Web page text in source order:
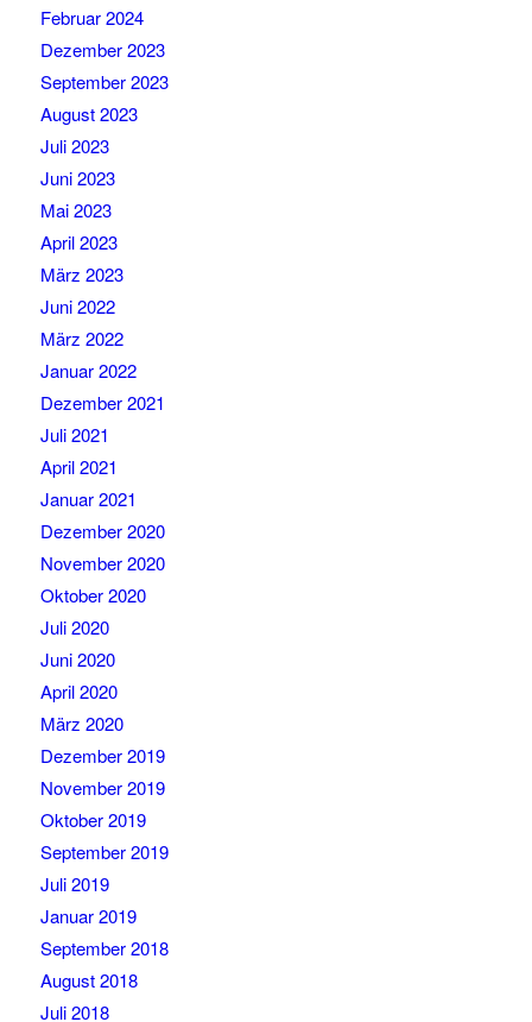
Februar 2024
Dezember 2023
September 2023
August 2023
Juli 2023
Juni 2023
Mai 2023
April 2023
März 2023
Juni 2022
März 2022
Januar 2022
Dezember 2021
Juli 2021
April 2021
Januar 2021
Dezember 2020
November 2020
Oktober 2020
Juli 2020
Juni 2020
April 2020
März 2020
Dezember 2019
November 2019
Oktober 2019
September 2019
Juli 2019
Januar 2019
September 2018
August 2018
Juli 2018